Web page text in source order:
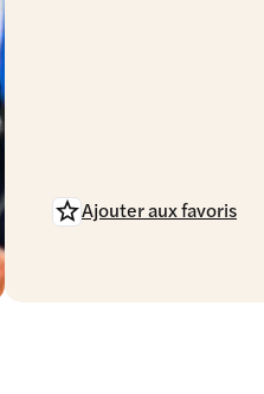
Ajouter aux favoris